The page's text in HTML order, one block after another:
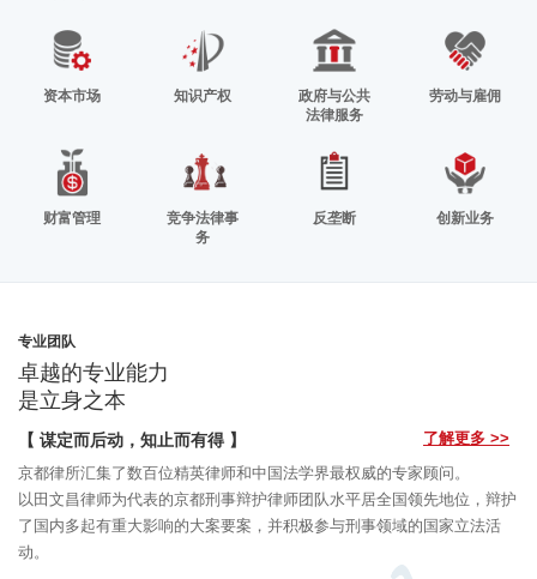
资本市场 知识产权
政府与公共
法律服务
劳动与雇佣
财富管理
竞争法律事
务
反垄断 创新业务
专业团队
卓越的专业能力
是立身之本
了解更多 >>
【 谋定而后动，知止而有得 】
京都律所汇集了数百位精英律师和中国法学界最权威的专家顾问。
以田文昌律师为代表的京都刑事辩护律师团队水平居全国领先地位，辩护
了国内多起有重大影响的大案要案，并积极参与刑事领域的国家立法活
动。